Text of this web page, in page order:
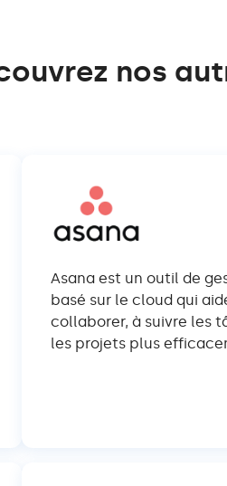
nos
Asana est un outil de
basé sur le cloud qui
collaborer, à suivre les
les projets plus